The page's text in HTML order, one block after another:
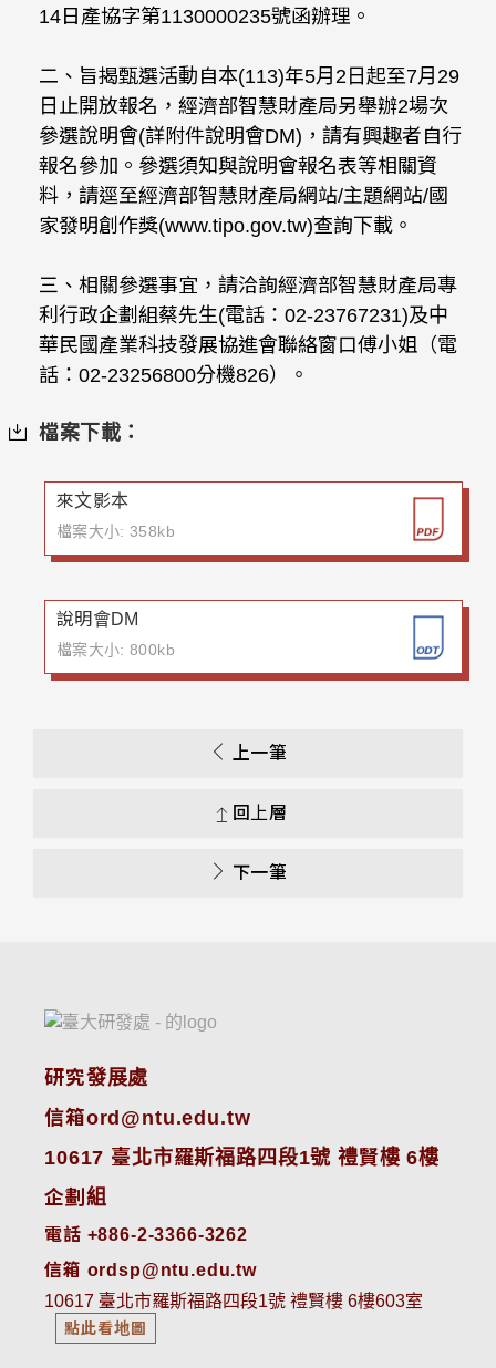
14日產協字第1130000235號函辦理。
二、旨揭甄選活動自本(113)年5月2日起至7月29
日止開放報名，經濟部智慧財產局另舉辦2場次
參選說明會(詳附件說明會DM)，請有興趣者自行
報名參加。參選須知與說明會報名表等相關資
料，請逕至經濟部智慧財產局網站/主題網站/國
家發明創作獎(www.tipo.gov.tw)查詢下載。
三、相關參選事宜，請洽詢經濟部智慧財產局專
利行政企劃組蔡先生(電話：02-23767231)及中
華民國產業科技發展協進會聯絡窗口傅小姐（電
話：02-23256800分機826）。
檔案下載：
來文影本
檔案大小: 358kb
說明會DM
檔案大小: 800kb
上一筆
回上層
下一筆
研究發展處
信箱ord@ntu.edu.tw
10617 臺北市羅斯福路四段1號 禮賢樓 6樓
企劃組
電話 +886-2-3366-3262
信箱 ordsp@ntu.edu.tw
10617 臺北市羅斯福路四段1號 禮賢樓 6樓603室
點此看地圖